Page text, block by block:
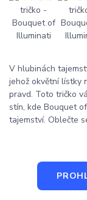
V hlubinách
jehož okvětní lístky
pravd. Toto tričko
stín, kde Bouquet
tajemství. Oblečte